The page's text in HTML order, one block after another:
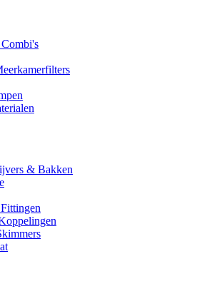
& Bakken